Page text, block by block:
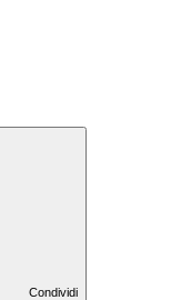
Condividi